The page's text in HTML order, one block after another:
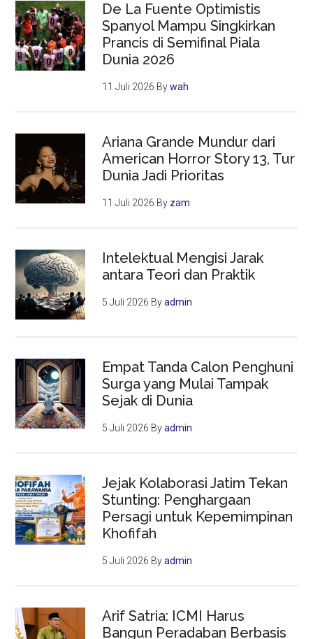
De La Fuente Optimistis
Spanyol Mampu Singkirkan
Prancis di Semifinal Piala
Dunia 2026
11 Juli 2026 Bywah
Ariana Grande Mundur dari
American Horror Story 13, Tur
Dunia Jadi Prioritas
11 Juli 2026 By zam
Intelektual Mengisi Jarak
antara Teori dan Praktik
5 Juli 2026 Byadmin
Empat Tanda Calon Penghuni
Surga yang Mulai Tampak
Sejak di Dunia
5 Juli 2026 Byadmin
Jejak Kolaborasi Jatim Tekan
Stunting: Penghargaan
Persagi untuk Kepemimpinan
Khofifah
5 Juli 2026 Byadmin
Arif Satria: ICMI Harus
Bangun Peradaban Berbasis